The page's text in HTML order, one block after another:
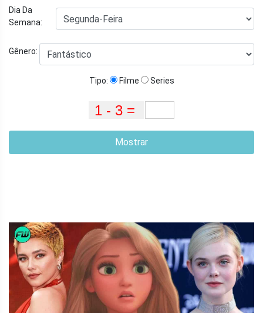
Dia Da
Semana:
Gênero:
Tipo: Filme Series
Mostrar